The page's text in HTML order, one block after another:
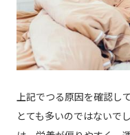
上記でつる原因を確認し
とても多いのではないで